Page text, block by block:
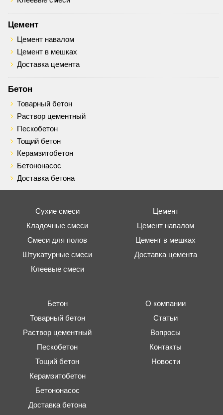
Цемент
Цемент навалом
Цемент в мешках
Доставка цемента
Бетон
Товарный бетон
Раствор цементный
Пескобетон
Тощий бетон
Керамзитобетон
Бетононасос
Доставка бетона
Сухие смеси
Кладочные смеси
Смеси для полов
Штукатурные смеси
Клеевые смеси
Цемент
Цемент навалом
Цемент в мешках
Доставка цемента
Бетон
Товарный бетон
Раствор цементный
Пескобетон
Тощий бетон
Керамзитобетон
Бетононасос
Доставка бетона
О компании
Статьи
Вопросы
Контакты
Новости